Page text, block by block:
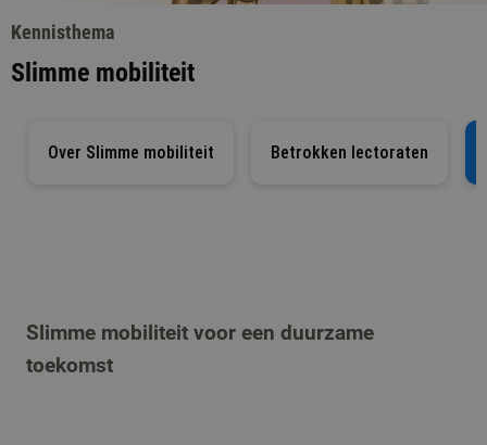
Kennisthema
Slimme mobiliteit
Over Slimme mobiliteit Betrokken lectoraten
Slimme mobiliteit voor een duurzame
toekomst